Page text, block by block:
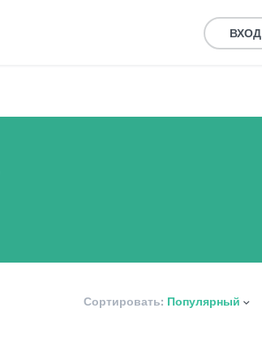
ВХОД
Сортировать: Популярный